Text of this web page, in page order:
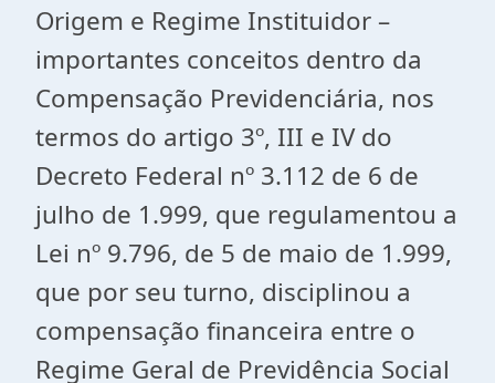
Origem e Regime Instituidor –
importantes conceitos dentro da
Compensação Previdenciária, nos
termos do artigo 3º, III e IV do
Decreto Federal nº 3.112 de 6 de
julho de 1.999, que regulamentou a
Lei nº 9.796, de 5 de maio de 1.999,
que por seu turno, disciplinou a
compensação financeira entre o
Regime Geral de Previdência Social